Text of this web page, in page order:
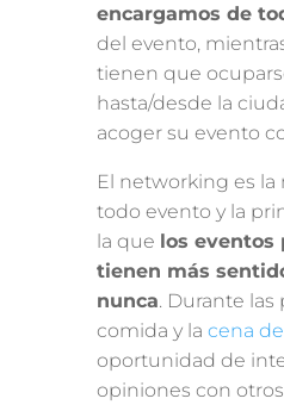
encargamos de
del evento,
tienen que
hasta/desde la
acoger su evento
El networking es
todo evento y la
la que los eventos
tienen más
nunca. Durante las
comida y la cena
oportunidad de
opiniones con